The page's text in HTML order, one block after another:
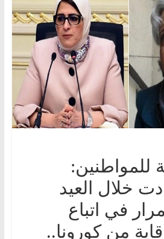
للمواطنين:
خلال العيد
في اتباع
من كورونا..